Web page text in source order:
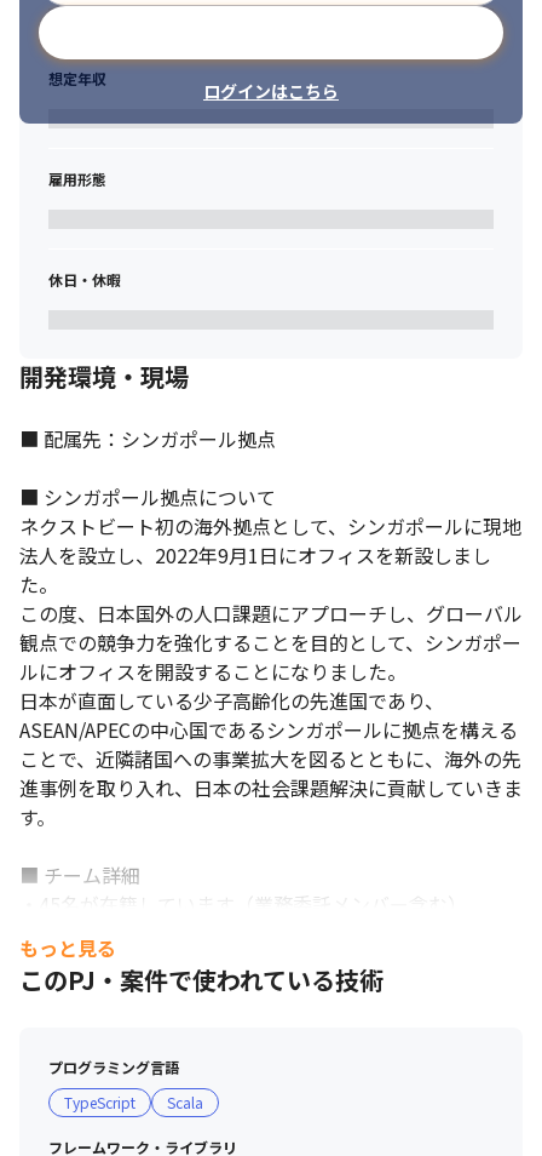
コミュニケーションを大切にする職場です。
ログインはこちら
想定年収
雇用形態
休日・休暇
開発環境・現場
■ 配属先：シンガポール拠点
■ シンガポール拠点について
ネクストビート初の海外拠点として、シンガポールに現地
法人を設立し、2022年9月1日にオフィスを新設しまし
た。
この度、日本国外の人口課題にアプローチし、グローバル
観点での競争力を強化することを目的として、シンガポー
ルにオフィスを開設することになりました。
日本が直面している少子高齢化の先進国であり、
ASEAN/APECの中心国であるシンガポールに拠点を構える
ことで、近隣諸国への事業拡大を図るとともに、海外の先
進事例を取り入れ、日本の社会課題解決に貢献していきま
す。
■ チーム詳細
・45名が在籍しています（業務委託メンバー含む）
・平均年齢は31.6歳（23歳～47歳）です
・SIer出身者、Java/C#などの静的型付け言語の経験者が
多いです
■社員・現場の雰囲気
・真面目でおおらかな性格のメンバーが多いです
・Slackでの活発にコミュニケーションをとっています
もっと見る
このPJ・案件で使われている技術
プログラミング言語
TypeScript
Scala
フレームワーク・ライブラリ